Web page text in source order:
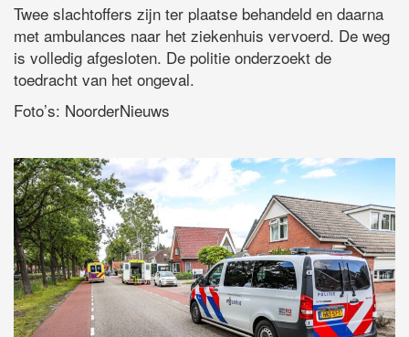
Twee slachtoffers zijn ter plaatse behandeld en daarna
met ambulances naar het ziekenhuis vervoerd. De weg
is volledig afgesloten. De politie onderzoekt de
toedracht van het ongeval.
Foto’s: NoorderNieuws